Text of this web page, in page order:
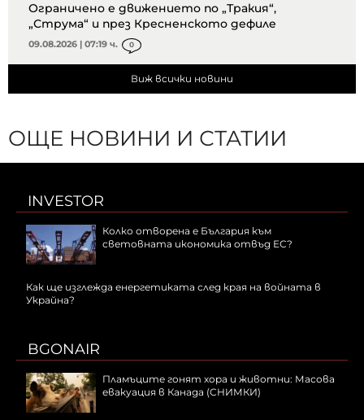
Ограничено е движението по „Тракия“,
„Струма“ и през Кресненското дефиле
09.08.2026 | 07:19 ч. 0
Виж всички новини
ОЩЕ НОВИНИ И СТАТИИ
INVESTOR
Колко отворена е България към
световната икономика отвъд ЕС?
Как ще изглежда енергетиката след края на войната в
Украйна?
BGONAIR
Пламъците гонят хора и животни: Масова
евакуация в Канада (СНИМКИ)